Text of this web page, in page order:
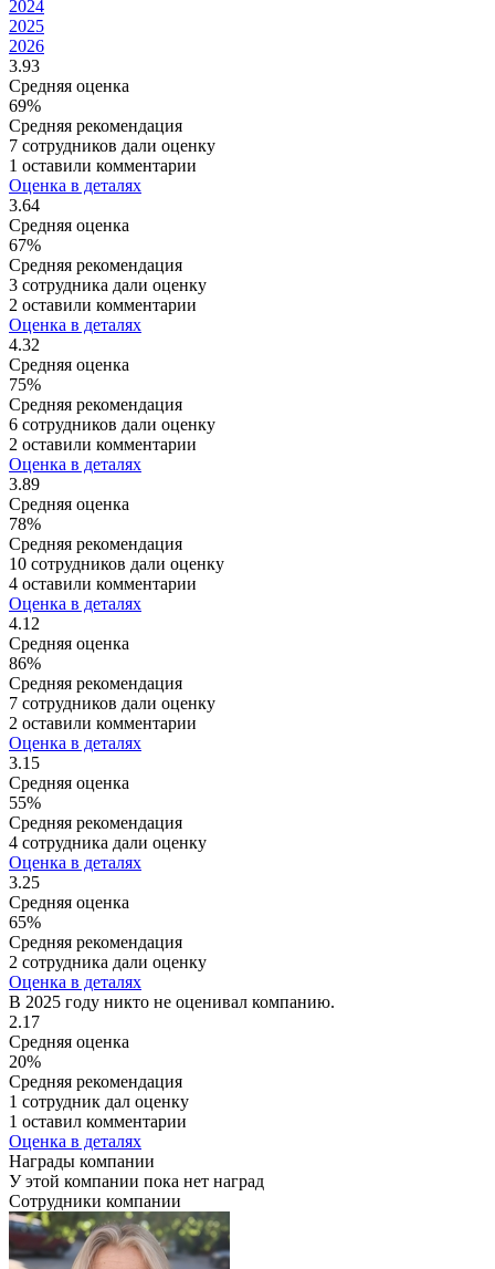
2024
2025
2026
3.93
Средняя оценка
69%
Средняя рекомендация
7 сотрудников дали оценку
1 оставили комментарии
Оценка в деталях
3.64
Средняя оценка
67%
Средняя рекомендация
3 сотрудника дали оценку
2 оставили комментарии
Оценка в деталях
4.32
Средняя оценка
75%
Средняя рекомендация
6 сотрудников дали оценку
2 оставили комментарии
Оценка в деталях
3.89
Средняя оценка
78%
Средняя рекомендация
10 сотрудников дали оценку
4 оставили комментарии
Оценка в деталях
4.12
Средняя оценка
86%
Средняя рекомендация
7 сотрудников дали оценку
2 оставили комментарии
Оценка в деталях
3.15
Средняя оценка
55%
Средняя рекомендация
4 сотрудника дали оценку
Оценка в деталях
3.25
Средняя оценка
65%
Средняя рекомендация
2 сотрудника дали оценку
Оценка в деталях
В 2025 году никто не оценивал компанию.
2.17
Средняя оценка
20%
Средняя рекомендация
1 сотрудник дал оценку
1 оставил комментарии
Оценка в деталях
Награды компании
У этой компании пока нет наград
Сотрудники компании